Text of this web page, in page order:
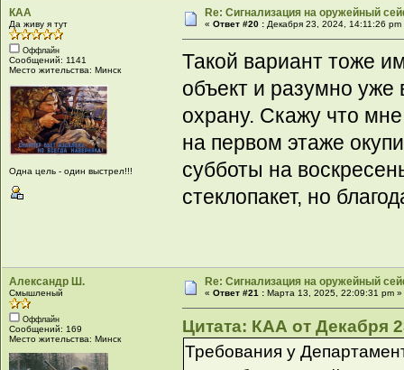
КАА
Да живу я тут
Оффлайн
Сообщений: 1141
Место жительства: Минск
Одна цель - один выстрел!!!
Re: Сигнализация на оружейный
«Ответ #20 : Декабря 23, 2024, 14:11:26 pm
Такой вариант тоже
объект и разумно уже
охрану. Скажу что
на первом этаже
субботы на
стеклопакет, но
Александр Ш.
Смышленый
Оффлайн
Сообщений: 169
Место жительства: Минск
Re: Сигнализация на оружейный
«Ответ #21 : Марта 13, 2025, 22:09:31 pm »
Цитата: КАА от Декабря
Требования у